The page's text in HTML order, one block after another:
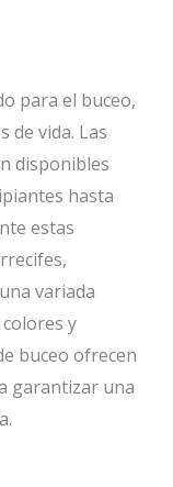
para el buceo,
de vida. Las
disponibles
hasta
estas
variada
y
buceo ofrecen
garantizar una